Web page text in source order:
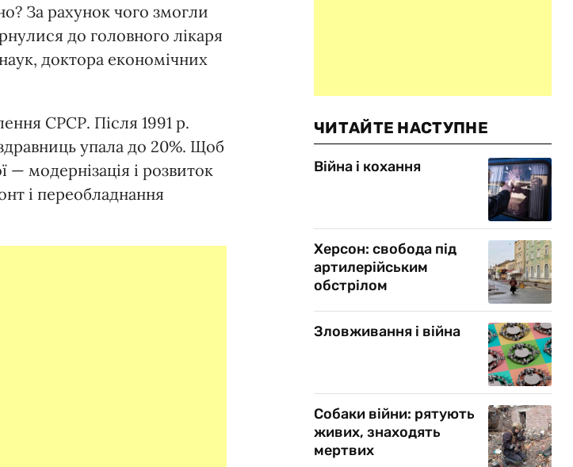
За рахунок чого змогли
до головного лікаря
доктора економічних
СРСР. Після 1991 р.
упала до 20%. Щоб
модернізація і розвиток
і переобладнання
ЧИТАЙТЕ НАСТУПНЕ
Війна і кохання
Херсон: свобода під
артилерійським
обстрілом
Зловживання і війна
Собаки війни: рятують
живих, знаходять
мертвих